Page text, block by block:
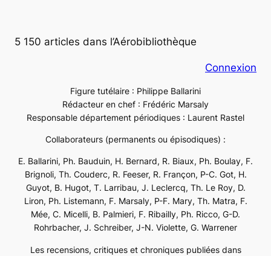
5 150 articles dans l’Aérobibliothèque
Connexion
Figure tutélaire : Philippe Ballarini
Rédacteur en chef : Frédéric Marsaly
Responsable département périodiques : Laurent Rastel
Collaborateurs (permanents ou épisodiques) :
E. Ballarini, Ph. Bauduin, H. Bernard, R. Biaux, Ph. Boulay, F.
Brignoli, Th. Couderc, R. Feeser, R. Françon, P-C. Got, H.
Guyot, B. Hugot, T. Larribau, J. Leclercq, Th. Le Roy, D.
Liron, Ph. Listemann, F. Marsaly, P-F. Mary, Th. Matra, F.
Mée, C. Micelli, B. Palmieri, F. Ribailly, Ph. Ricco, G-D.
Rohrbacher, J. Schreiber, J-N. Violette, G. Warrener
Les recensions, critiques et chroniques publiées dans